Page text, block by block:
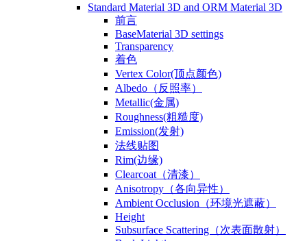
Standard Material 3D and ORM Material 3D
前言
BaseMaterial 3D settings
Transparency
着色
Vertex Color(顶点颜色)
Albedo（反照率）
Metallic(金属)
Roughness(粗糙度)
Emission(发射)
法线贴图
Rim(边缘)
Clearcoat（清漆）
Anisotropy（各向异性）
Ambient Occlusion（环境光遮蔽）
Height
Subsurface Scattering（次表面散射）